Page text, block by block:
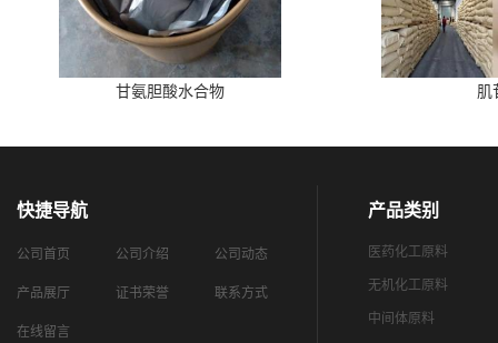
甘氨胆酸水合物 肌
快捷导航
公司首页 公司介绍 公司动态
产品展厅 证书荣誉 联系方式
在线留言
产品类别
医药化工原料
无机化工原料
中间体原料